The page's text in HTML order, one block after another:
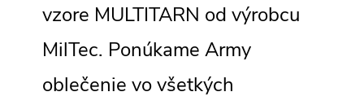
y
v
ý
p
s
u
vzore MULTITARN od výrobcu
MilTec. Ponúkame Army
oblečenie vo všetkých